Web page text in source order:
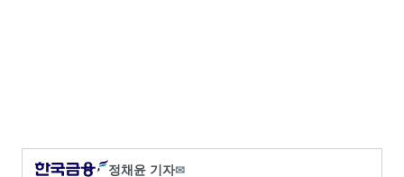
정채윤 기자✉